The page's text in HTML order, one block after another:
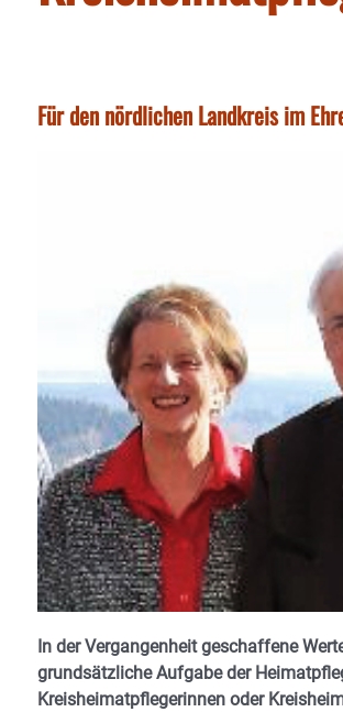
Für den nördlichen Landkreis im
In der Vergangenheit geschaffene
grundsätzliche Aufgabe der
Kreisheimatpflegerinnen oder